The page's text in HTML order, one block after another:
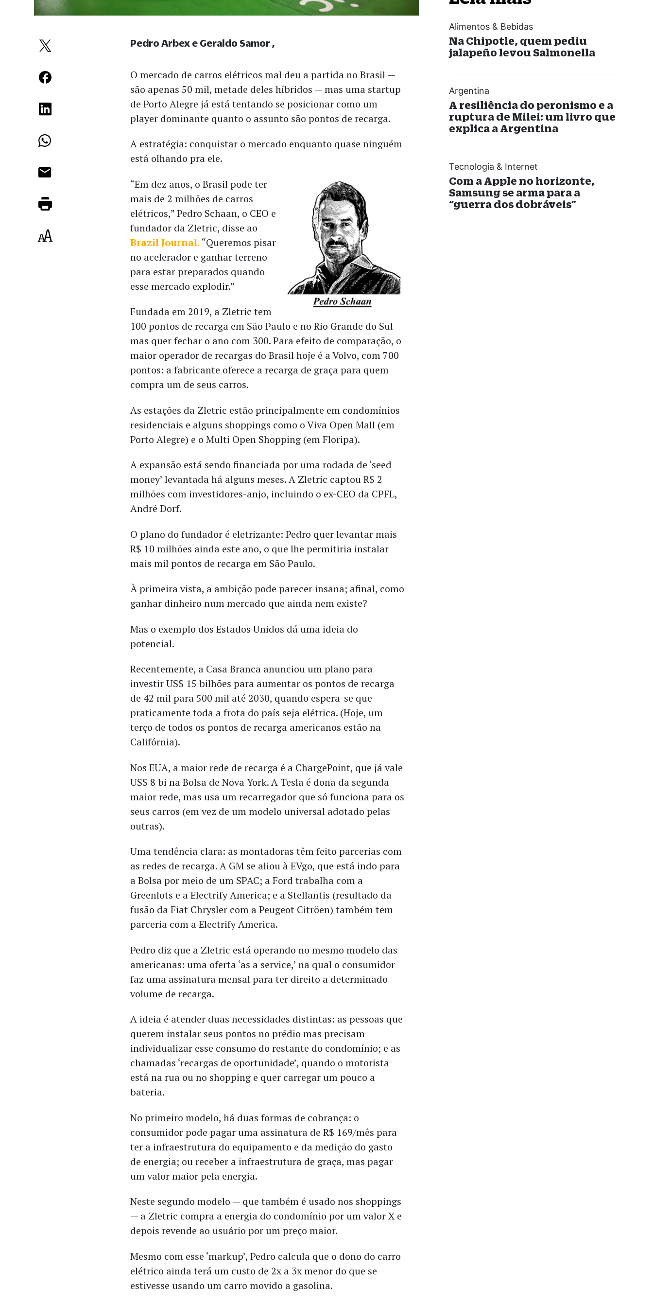
O mercado de carros elétricos mal deu a partida no Brasil —
são apenas 50 mil, metade deles híbridos — mas uma startup
de Porto Alegre já está tentando se posicionar como um
player dominante quanto o assunto são pontos de recarga.
A estratégia: conquistar o mercado enquanto quase ninguém
está olhando pra ele.
“Em dez anos, o Brasil pode ter
mais de 2 milhões de carros
elétricos,” Pedro Schaan, o CEO e
fundador da Zletric, disse ao
Brazil Journal. “Queremos pisar
no acelerador e ganhar terreno
para estar preparados quando
esse mercado explodir.”
Fundada em 2019, a Zletric tem
100 pontos de recarga em São Paulo e no Rio Grande do Sul —
mas quer fechar o ano com 300. Para efeito de comparação, o
maior operador de recargas do Brasil hoje é a Volvo, com 700
pontos: a fabricante oferece a recarga de graça para quem
compra um de seus carros.
As estações da Zletric estão principalmente em condomínios
residenciais e alguns shoppings como o Viva Open Mall (em
Porto Alegre) e o Multi Open Shopping (em Floripa).
A expansão está sendo financiada por uma rodada de ‘seed
money’ levantada há alguns meses. A Zletric captou R$ 2
milhões com investidores-anjo, incluindo o ex-CEO da CPFL,
André Dorf.
O plano do fundador é eletrizante: Pedro quer levantar mais
R$ 10 milhões ainda este ano, o que lhe permitiria instalar
mais mil pontos de recarga em São Paulo.
À primeira vista, a ambição pode parecer insana; afinal, como
ganhar dinheiro num mercado que ainda nem existe?
Mas o exemplo dos Estados Unidos dá uma ideia do
potencial.
Recentemente, a Casa Branca anunciou um plano para
investir US$ 15 bilhões para aumentar os pontos de recarga
de 42 mil para 500 mil até 2030, quando espera-se que
praticamente toda a frota do país seja elétrica. (Hoje, um
terço de todos os pontos de recarga americanos estão na
Califórnia).
Nos EUA, a maior rede de recarga é a ChargePoint, que já vale
US$ 8 bi na Bolsa de Nova York. A Tesla é dona da segunda
maior rede, mas usa um recarregador que só funciona para os
seus carros (em vez de um modelo universal adotado pelas
outras).
Uma tendência clara: as montadoras têm feito parcerias com
as redes de recarga. A GM se aliou à EVgo, que está indo para
a Bolsa por meio de um SPAC; a Ford trabalha com a
Greenlots e a Electrify America; e a Stellantis (resultado da
fusão da Fiat Chrysler com a Peugeot Citröen) também tem
parceria com a Electrify America.
Pedro diz que a Zletric está operando no mesmo modelo das
americanas: uma oferta ‘as a service,’ na qual o consumidor
faz uma assinatura mensal para ter direito a determinado
volume de recarga.
A ideia é atender duas necessidades distintas: as pessoas que
querem instalar seus pontos no prédio mas precisam
individualizar esse consumo do restante do condomínio; e as
chamadas ‘recargas de oportunidade’, quando o motorista
está na rua ou no shopping e quer carregar um pouco a
bateria.
No primeiro modelo, há duas formas de cobrança: o
consumidor pode pagar uma assinatura de R$ 169/mês para
ter a infraestrutura do equipamento e da medição do gasto
de energia; ou receber a infraestrutura de graça, mas pagar
um valor maior pela energia.
Neste segundo modelo — que também é usado nos shoppings
— a Zletric compra a energia do condomínio por um valor X e
depois revende ao usuário por um preço maior.
Mesmo com esse ‘markup’, Pedro calcula que o dono do carro
elétrico ainda terá um custo de 2x a 3x menor do que se
estivesse usando um carro movido a gasolina.
Pedro Arbex e Geraldo Samor
Alimentos & Bebidas
Na Chipotle, quem pediu
jalapeño levou Salmonella
Argentina
A resiliência do peronismo e a
ruptura de Milei: um livro que
explica a Argentina
Tecnologia & Internet
Com a Apple no horizonte,
Samsung se arma para a
“guerra dos dobráveis”